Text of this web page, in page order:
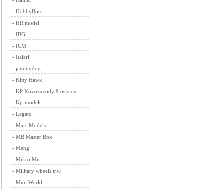
- HobbyBoss
- HR model
- IBG
- ICM
- Italeri
- jammydog
- Kitty Hawk
- KP Kovozavody Prostejov
- Kp-models
- Legato
- Mars Models
- MB Master Box
- Meng
- Mikro Mir
- Military wheels mw
- Mini World